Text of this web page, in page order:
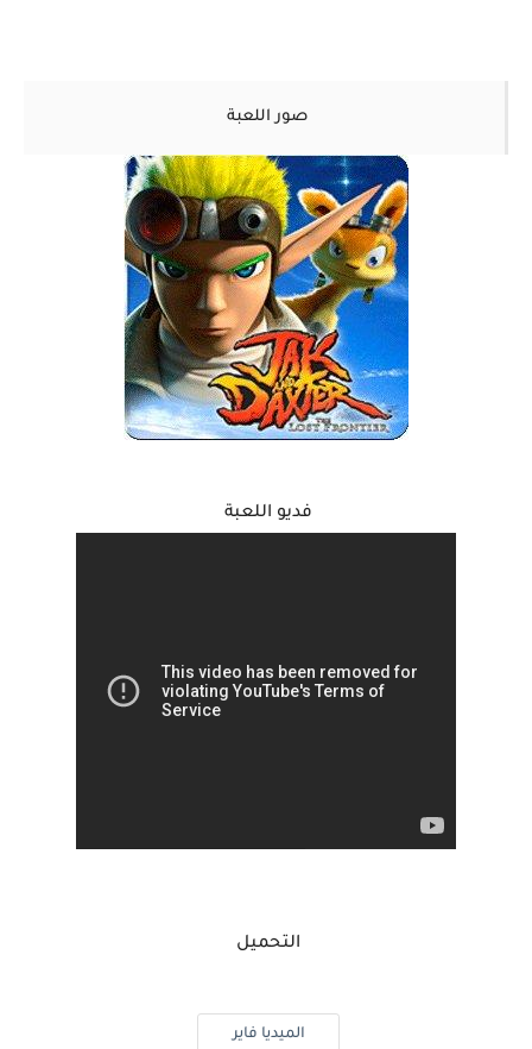
صور اللعبة
فديو اللعبة
التحميل
الميديا فاير